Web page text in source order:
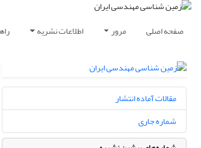
صفحه اصلی مرور اطلاعات نشریه
مقالات آماده انتشار
شماره جاری